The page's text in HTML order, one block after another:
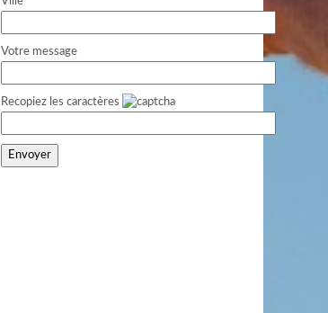
Votre message
Recopiez les caractères